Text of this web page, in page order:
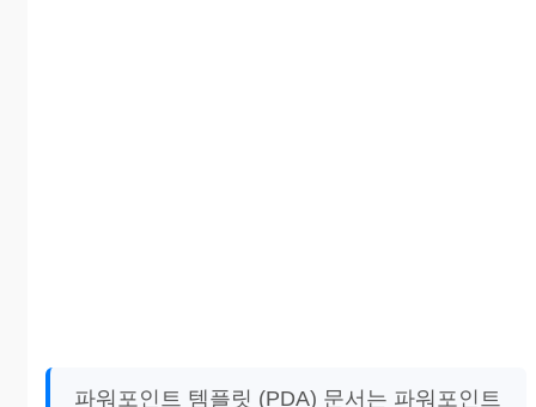
파워포인트 템플릿 (PDA) 문서는 파워포인트